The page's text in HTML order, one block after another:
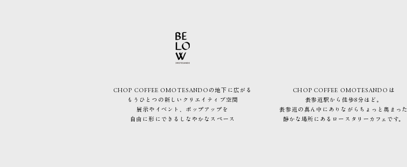
CHOP COFFEE OMOTESANDOの地下に広がる
もうひとつの新しいクリエイティブ空間
展示やイベント、ポップアップを
自由に形にできるしなやかなスペース
CHOP COFFEE OMOTESANDOは
表参道駅から徒歩8分ほど。
表参道の真ん中にありながらちょっと奥まった
静かな場所にあるロースタリーカフェです。